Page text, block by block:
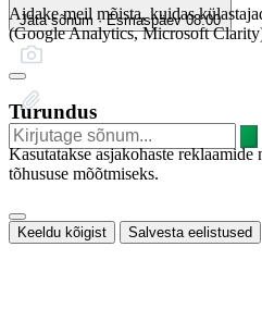
Jäta sõnum · Esmaspäev 08:00
Aidake meil mõista, kuidas
(Google Analytics, Microsoft
Turundus
Kasutatakse asjakohaste reklaamide
tõhususe mõõtmiseks.
Keeldu kõigist Salvesta eelistused